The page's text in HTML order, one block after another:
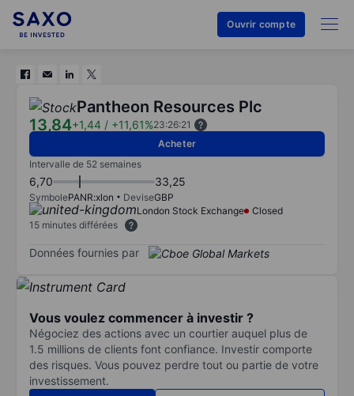
Ouvrir compte
Pantheon Resources Plc
13,84+1,44 / +11,61%23:26:21
Acheter
Intervalle de 52 semaines
6,70 33,25
SymbolePANR:xlon DeviseGBP
London Stock Exchange
Closed
15 minutes différées
Données fournies par
Vous voulez commencer à investir ?
Négociez des actions avec un courtier auquel plus de
1.5 millions de clients font confiance. Investir comporte
des risques. Vous pouvez perdre tout ou partie de votre
investissement.